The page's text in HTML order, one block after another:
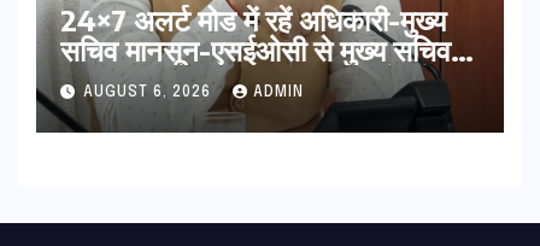
24×7 अलर्ट मोड में रहें अधिकारी-मुख्य
सचिव मानसून-एसईओसी से मुख्य सचिव ने
की विस्तृत समीक्षा कहा-बंद सड़कों को
शीघ्र खोला जाए, लोगों को न हो दिक्कत
AUGUST 6, 2026 ADMIN